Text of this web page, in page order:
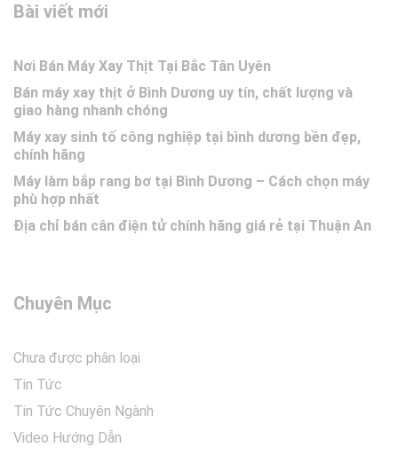
Bài viết mới
Nơi Bán Máy Xay Thịt Tại Bắc Tân Uyên
Bán máy xay thịt ở Bình Dương uy tín, chất lượng và
giao hàng nhanh chóng
Máy xay sinh tố công nghiệp tại bình dương bền đẹp,
chính hãng
Máy làm bắp rang bơ tại Bình Dương – Cách chọn máy
phù hợp nhất
Địa chỉ bán cân điện tử chính hãng giá rẻ tại Thuận An
Chuyên Mục
Chưa được phân loại
Tin Tức
Tin Tức Chuyên Ngành
Video Hướng Dẫn